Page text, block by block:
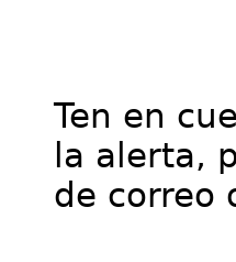
Ten en
la alerta,
de correo